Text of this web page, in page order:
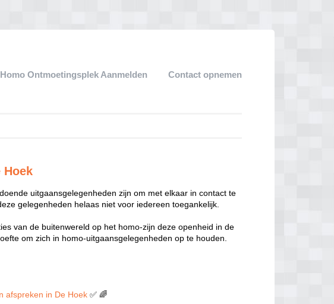
Homo Ontmoetingsplek Aanmelden Contact opnemen
Hoek
uitgaansgelegenheden zijn om met elkaar in contact te
gelegenheden helaas niet voor iedereen toegankelijk.
van de buitenwereld op het homo-zijn deze openheid in de
om zich in homo-uitgaansgelegenheden op te houden.
afspreken in De Hoek ✅ 🌈